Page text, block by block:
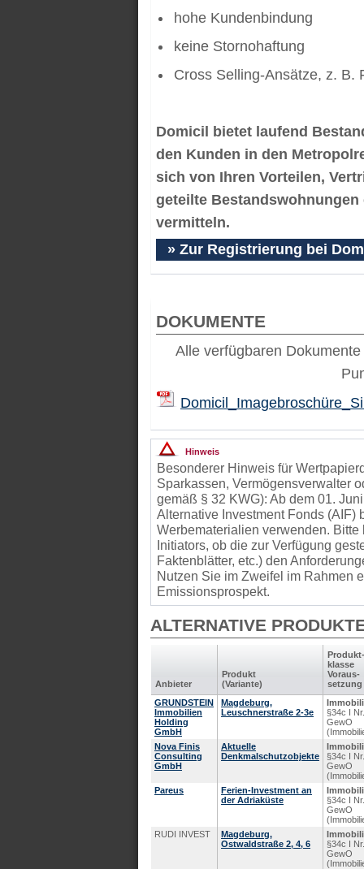
hohe Kundenbindung
keine Stornohaftung
Cross Selling-Ansätze, z. B.
Domicil bietet laufend
den Kunden in den
sich von Ihren Vorteilen,
geteilte
vermitteln.
» Zur Registrierung bei
DOKUMENTE
Alle verfügbaren
Hinweis
Besonderer Hinweis für
Sparkassen, Vermögensverwalter
gemäß § 32 KWG): Ab dem 01.
Alternative Investment Fonds (AIF)
Werbematerialien verwenden.
Initiators, ob die zur Verfügung
Faktenblätter, etc.) den
Nutzen Sie im Zweifel im Rahmen
Emissionsprospekt.
ALTERNATIVE
Anbieter
Produkt
(Variante)
Produkt­
klasse
Voraus­
setzung
GRUNDSTEIN
Immobilien
Holding
GmbH
Magdeburg,
Leuschnerstraße 2-3e
§34c I
GewO
Nova Finis
Consulting
GmbH
Aktuelle
Denkmalschutzobjekte
§34c I
GewO
Pareus
Ferien-Investment an
der Adriaküste
§34c I
GewO
RUDI INVEST
Magdeburg,
Ostwaldstraße 2, 4, 6
§34c I
GewO